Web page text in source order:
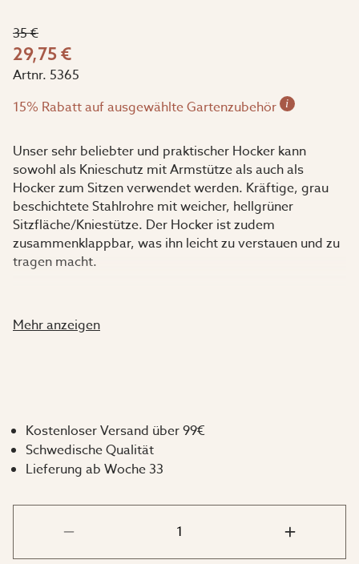
35 €
29,75 €
Artnr. 5365
15% Rabatt auf ausgewählte Gartenzubehör
i
Unser sehr beliebter und praktischer Hocker kann
sowohl als Knieschutz mit Armstütze als auch als
Hocker zum Sitzen verwendet werden. Kräftige, grau
beschichtete Stahlrohre mit weicher, hellgrüner
Sitzfläche/Kniestütze. Der Hocker ist zudem
zusammenklappbar, was ihn leicht zu verstauen und zu
tragen macht.
Ausgeklappt: H50 x B60 x T26cm.
Mehr anzeigen
Kostenloser Versand über 99€
Schwedische Qualität
Lieferung ab Woche 33